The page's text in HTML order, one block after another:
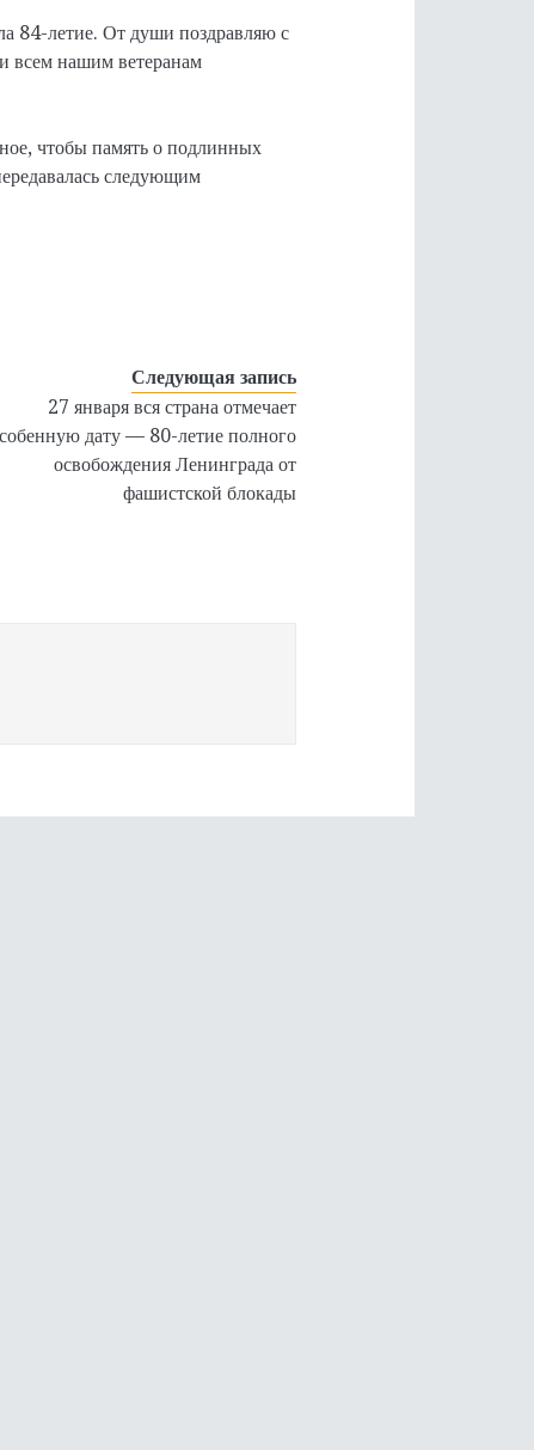
84-летие. От души поздравляю с
всем нашим ветеранам
чтобы память о подлинных
следующим
Следующая запись
27 января вся страна отмечает
дату — 80-летие полного
освобождения Ленинграда от
фашистской блокады